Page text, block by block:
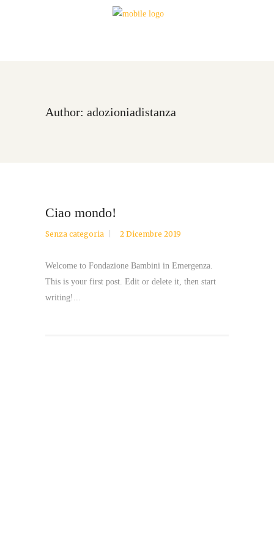
Author: adozioniadistanza
Ciao mondo!
Senza categoria 2 Dicembre 2019
Welcome to Fondazione Bambini in Emergenza.
This is your first post. Edit or delete it, then start
writing!...